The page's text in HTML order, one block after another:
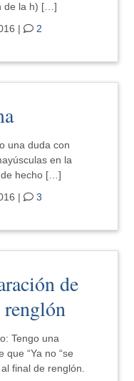
de la h) […]
|
2
una duda con
en la
de hecho […]
|
3
de
Tengo una
que “Ya no “se
final de renglón.